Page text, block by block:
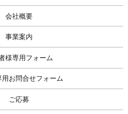
会社概要
事業案内
様専用フォーム
お問合せフォーム
ご応募